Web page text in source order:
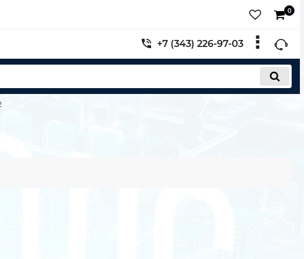
0
+7 (343) 226-97-03